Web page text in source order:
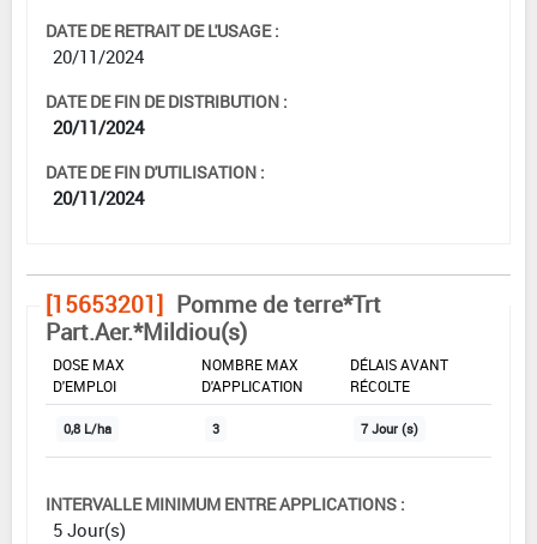
DATE DE RETRAIT DE L'USAGE :
20/11/2024
DATE DE FIN DE DISTRIBUTION :
20/11/2024
DATE DE FIN D'UTILISATION :
20/11/2024
[15653201] Pomme de terre*Trt
Part.Aer.*Mildiou(s)
DOSE MAX
D'EMPLOI
NOMBRE MAX
D'APPLICATION
DÉLAIS AVANT
RÉCOLTE
0,8 L/ha 3 7 Jour (s)
INTERVALLE MINIMUM ENTRE APPLICATIONS :
5 Jour(s)